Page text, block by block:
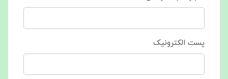
پست الکترونیک